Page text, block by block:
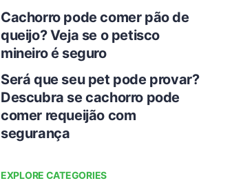
Cachorro pode comer pão de
queijo? Veja se o petisco
mineiro é seguro
Será que seu pet pode provar?
Descubra se cachorro pode
comer requeijão com
segurança
EXPLORE CATEGORIES